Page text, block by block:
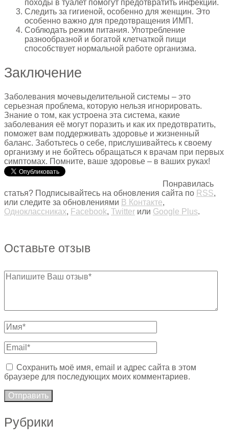
походы в туалет помогут предотвратить инфекции.
Следить за гигиеной, особенно для женщин. Это
особенно важно для предотвращения ИМП.
Соблюдать режим питания. Употребление
разнообразной и богатой клетчаткой пищи
способствует нормальной работе организма.
Заключение
Заболевания мочевыделительной системы – это
серьезная проблема, которую нельзя игнорировать.
Знание о том, как устроена эта система, какие
заболевания её могут поразить и как их предотвратить,
поможет вам поддерживать здоровье и жизненный
баланс. Заботьтесь о себе, прислушивайтесь к своему
организму и не бойтесь обращаться к врачам при первых
симптомах. Помните, ваше здоровье – в ваших руках!
Понравилась
статья? Подписывайтесь на обновления сайта по RSS,
или следите за обновлениями В Контакте,
Одноклассниках, Facebook, Twitter или Google Plus.
Оставьте отзыв
Сохранить моё имя, email и адрес сайта в этом
браузере для последующих моих комментариев.
Рубрики